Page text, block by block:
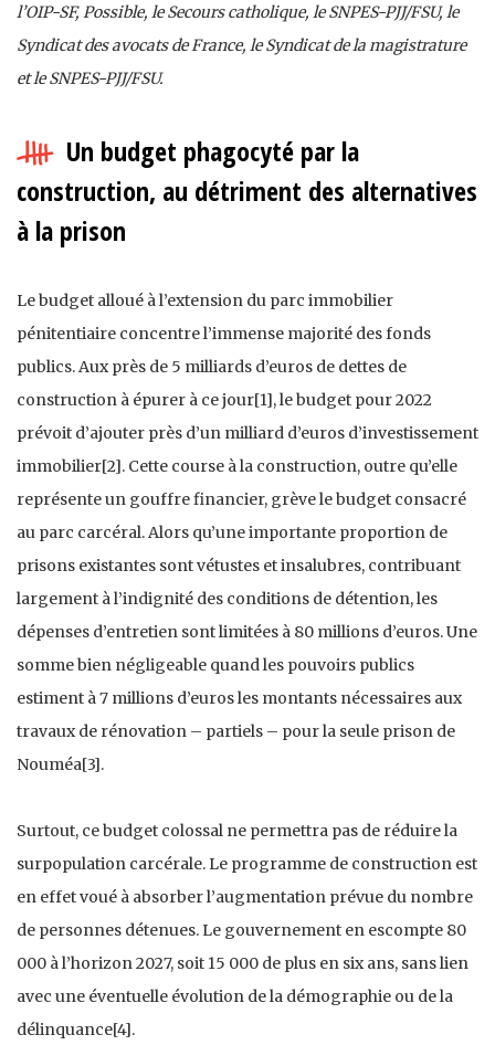
l’OIP-SF, Possible, le Secours catholique, le SNPES-PJJ/FSU, le
Syndicat des avocats de France, le Syndicat de la magistrature
et le SNPES-PJJ/FSU.
Un budget phagocyté par la
construction, au détriment des alternatives
à la prison
Le budget alloué à l’extension du parc immobilier
pénitentiaire concentre l’immense majorité des fonds
publics. Aux près de 5 milliards d’euros de dettes de
construction à épurer à ce jour[1], le budget pour 2022
prévoit d’ajouter près d’un milliard d’euros d’investissement
immobilier[2]. Cette course à la construction, outre qu’elle
représente un gouffre financier, grève le budget consacré
au parc carcéral. Alors qu’une importante proportion de
prisons existantes sont vétustes et insalubres, contribuant
largement à l’indignité des conditions de détention, les
dépenses d’entretien sont limitées à 80 millions d’euros. Une
somme bien négligeable quand les pouvoirs publics
estiment à 7 millions d’euros les montants nécessaires aux
travaux de rénovation – partiels – pour la seule prison de
Nouméa[3].
Surtout, ce budget colossal ne permettra pas de réduire la
surpopulation carcérale. Le programme de construction est
en effet voué à absorber l’augmentation prévue du nombre
de personnes détenues. Le gouvernement en escompte 80
000 à l’horizon 2027, soit 15 000 de plus en six ans, sans lien
avec une éventuelle évolution de la démographie ou de la
délinquance[4].